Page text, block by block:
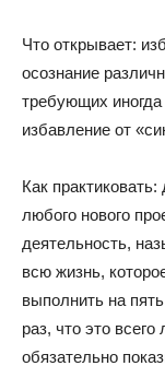
Что открывает:
осознание
требующих
избавление от
Как
любого нового
деятельность,
всю жизнь,
выполнить на
раз, что это
обязательно